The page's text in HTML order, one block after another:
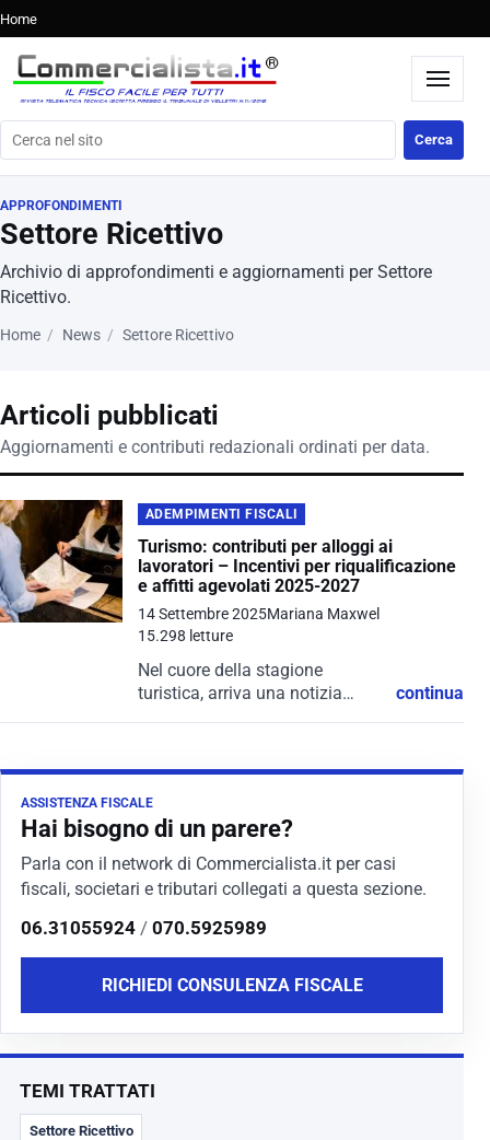
Home
Cerca nel sito Cerca
APPROFONDIMENTI
Settore Ricettivo
Archivio di approfondimenti e aggiornamenti per Settore
Ricettivo.
Home News Settore Ricettivo
Articoli pubblicati
Aggiornamenti e contributi redazionali ordinati per data.
ADEMPIMENTI FISCALI
Turismo: contributi per alloggi ai
lavoratori – Incentivi per riqualificazione
e affitti agevolati 2025-2027
14 Settembre 2025Mariana Maxwel
15.298 letture
Nel cuore della stagione
turistica, arriva una notizia
stanziato nuove risorse
destinate all’efficientamento...
continua
ASSISTENZA FISCALE
Hai bisogno di un parere?
Parla con il network di Commercialista.it per casi
fiscali, societari e tributari collegati a questa sezione.
06.31055924 / 070.5925989
RICHIEDI CONSULENZA FISCALE
TEMI TRATTATI
Settore Ricettivo